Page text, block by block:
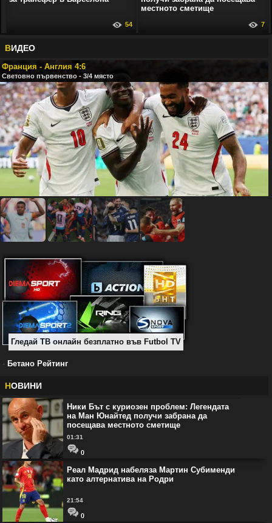
54
местното сметище
7
ВИДЕО
Франция - Англия 4:6
Световно първенство - 3/4 място
Гледай ТВ онлайн безплатно във Futbol TV
- Бетано Рейтинг
НОВИНИ
Ники Бът с куриозен проблем: Легендата
на Ман Юнайтед получи забрана да
посещава местното сметище
01:31
0
Реал Мадрид набеляза Мартин Субименди
като алтернатива на Родри
21:54
0